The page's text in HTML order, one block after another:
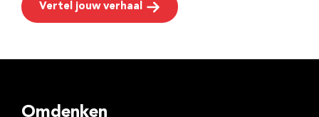
Vertel jouw verhaal
Omdenken